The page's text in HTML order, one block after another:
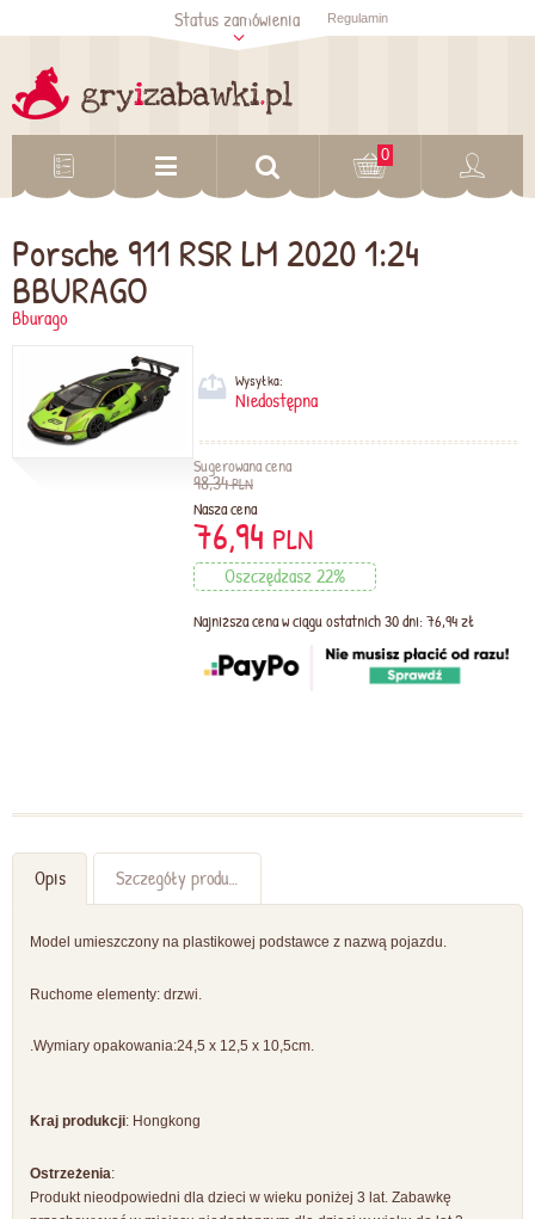
Sprawdź status
zamówienia
Status zamówienia Regulamin
0
Porsche 911 RSR LM 2020 1:24
BBURAGO
Bburago
Wysyłka:
Niedostępna
Sugerowana cena
98,34PLN
Nasza cena
76,94 PLN
Oszczędzasz 22%
Najniższa cena w ciągu ostatnich 30 dni: 76,94 zł
Opis Szczegóły produktu
Model umieszczony na plastikowej podstawce z nazwą pojazdu.
Ruchome elementy: drzwi.
.Wymiary opakowania:24,5 x 12,5 x 10,5cm.
Kraj produkcji: Hongkong
Ostrzeżenia:
Produkt nieodpowiedni dla dzieci w wieku poniżej 3 lat. Zabawkę